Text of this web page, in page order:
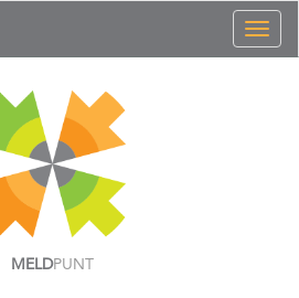
MELDPUNT